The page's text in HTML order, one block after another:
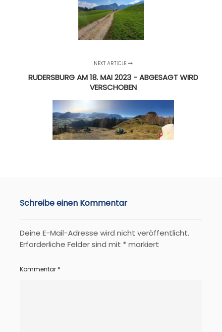
NEXT ARTICLE
RUDERSBURG AM 18. MAI 2023 - ABGESAGT WIRD
VERSCHOBEN
Schreibe einen Kommentar
Deine E-Mail-Adresse wird nicht veröffentlicht.
Erforderliche Felder sind mit * markiert
Kommentar *